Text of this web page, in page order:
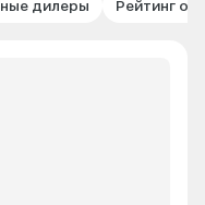
дилеры Рейтинг